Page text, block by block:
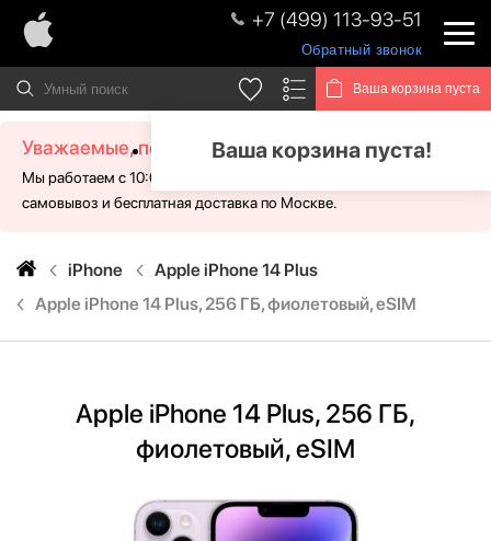
+7 (499) 113-93-51
Обратный звонок
Ваша корзина пуста
Ваша корзина пуста!
Уважаемые, посетители!
Мы работаем с 10:00 - 21:00 без выходных. Для Вас доступен
самовывоз и бесплатная доставка по Москве.
iPhone
Apple iPhone 14 Plus
Apple iPhone 14 Plus, 256 ГБ, фиолетовый, eSIM
Apple iPhone 14 Plus, 256 ГБ,
фиолетовый, eSIM